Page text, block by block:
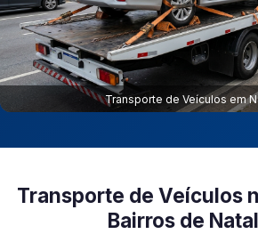
Transporte de Veículos em
Transporte de Veículos
Bairros de